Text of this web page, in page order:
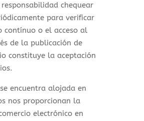
chequear
para verificar
contínuo o el acceso al
de la publicación de
constituye la aceptación
encuentra alojada en
nos proporcionan la
electrónico en